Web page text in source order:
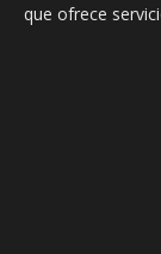
que ofrece